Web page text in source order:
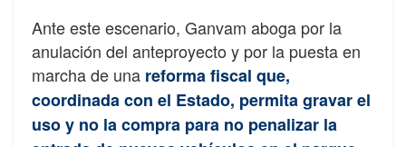
Ante este escenario, Ganvam aboga por la
anulación del anteproyecto y por la puesta en
marcha de una reforma fiscal que,
coordinada con el Estado, permita gravar el
uso y no la compra para no penalizar la